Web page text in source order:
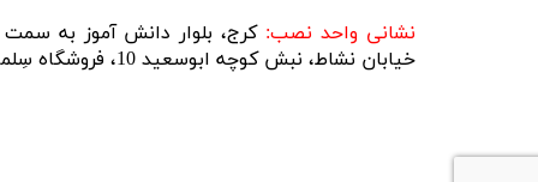
​نشانی واحد نصب: کرج، بلوار دانش آموز به سمت
خیابان نشاط، نبش کوچه ابوسعید 10، فروشگاه سِلما سیستم​​​​​​​